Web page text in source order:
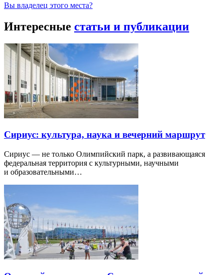
Вы владелец этого места?
Интересные статьи и публикации
Сириус: культура, наука и вечерний маршрут
Сириус — не только Олимпийский парк, а развивающаяся
федеральная территория с культурными, научными
и образовательными…